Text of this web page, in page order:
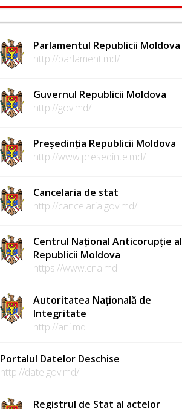
Parlamentul Republicii Moldova
http://parlament.md/
Guvernul Republicii Moldova
http://gov.md/
Președinția Republicii Moldova
http://www.presedinte.md/
Cancelaria de stat
http://cancelaria.gov.md/
Centrul Național Anticorupție al
Republicii Moldova
https://www.cna.md
Autoritatea Națională de
Integritate
http://ani.md
Portalul Datelor Deschise
http://date.gov.md/
Registrul de Stat al actelor